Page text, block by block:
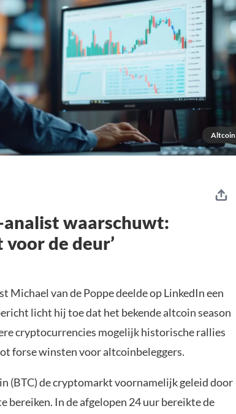
Altcoin
waarschuwt:
voor de deur’
van de Poppe deelde op LinkedIn een
licht hij toe dat het bekende altcoin season
cryptocurrencies mogelijk historische rallies
forse winsten voor altcoinbeleggers.
(BTC) de cryptomarkt voornamelijk geleid door
bereiken. In de afgelopen 24 uur bereikte de